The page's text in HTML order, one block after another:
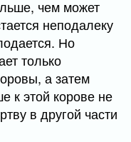
чем может
неподалеку
Но
только
а затем
к этой корове не
в другой части